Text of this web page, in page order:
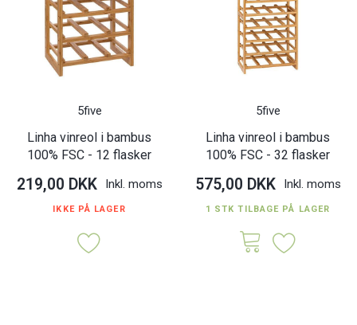
5five
Linha vinreol i bambus
100% FSC - 12 flasker
219,00 DKK Inkl. moms
IKKE PÅ LAGER
5five
Linha vinreol i bambus
100% FSC - 32 flasker
575,00 DKK Inkl. moms
1 STK TILBAGE PÅ LAGER